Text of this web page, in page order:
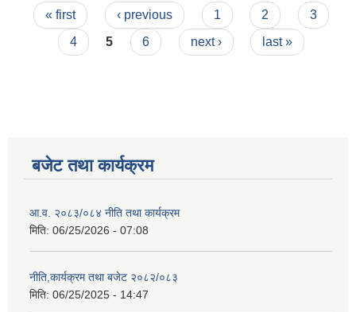
Pages
« first ‹ previous 1 2
3
4
5 6 next › last »
बजेट तथा कार्यक्रम
आ.व. २०८३/०८४ नीति तथा कार्यक्रम
मिति: 06/25/2026 - 07:08
नीति,कार्यक्रम तथा बजेट २०८२/०८३
मिति: 06/25/2025 - 14:47